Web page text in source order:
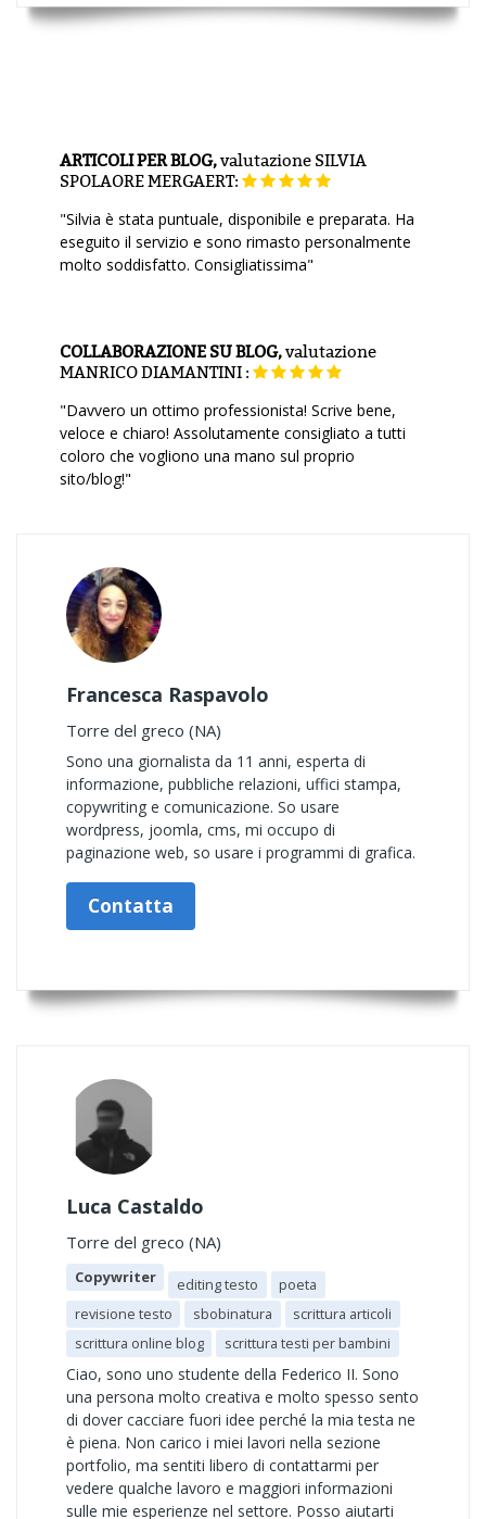
ARTICOLI PER BLOG,valutazioneSILVIA
SPOLAORE MERGAERT:
"Silvia è stata puntuale, disponibile e preparata. Ha
eseguito il servizio e sono rimasto personalmente
molto soddisfatto. Consigliatissima"
COLLABORAZIONE SU BLOG,valutazione
MANRICO DIAMANTINI :
"Davvero un ottimo professionista! Scrive bene,
veloce e chiaro! Assolutamente consigliato a tutti
coloro che vogliono una mano sul proprio
sito/blog!"
Francesca Raspavolo
Torre del greco (NA)
Sono una giornalista da 11 anni, esperta di
informazione, pubbliche relazioni, uffici stampa,
copywriting e comunicazione. So usare
wordpress, joomla, cms, mi occupo di
paginazione web, so usare i programmi di grafica.
Contatta
Luca Castaldo
Torre del greco (NA)
Copywriter editing testo
poeta
revisione testo
sbobinatura
scrittura articoli
scrittura online blog
scrittura testi per bambini
Ciao, sono uno studente della Federico II. Sono
una persona molto creativa e molto spesso sento
di dover cacciare fuori idee perché la mia testa ne
è piena. Non carico i miei lavori nella sezione
portfolio, ma sentiti libero di contattarmi per
vedere qualche lavoro e maggiori informazioni
sulle mie esperienze nel settore. Posso aiutarti